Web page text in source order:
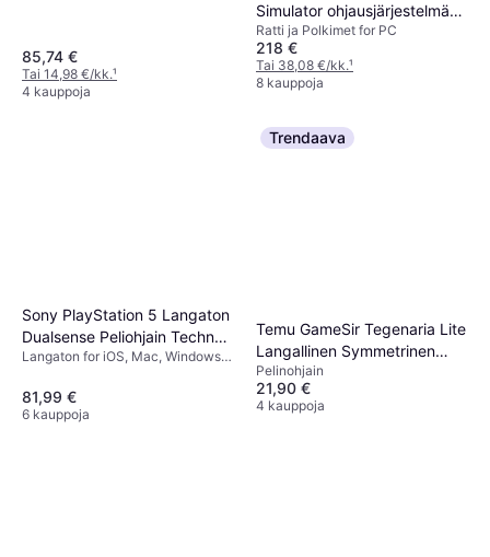
85,74 €
Tai 14,98 €/kk.¹
4 kauppoja
Simulator ohjausjärjestelmä
(PC)
Ratti ja Polkimet for PC
218 €
Tai 38,08 €/kk.¹
8 kauppoja
Sony PlayStation 5 Langaton
Dualsense Peliohjain Techno
Red
Langaton for iOS, Mac, Windows,
Android, PC
81,99 €
6 kauppoja
Trendaava
Temu GameSir Tegenaria Lite
Langallinen Symmetrinen
Ohjain Retro Harmaa
Pelinohjain
21,90 €
4 kauppoja